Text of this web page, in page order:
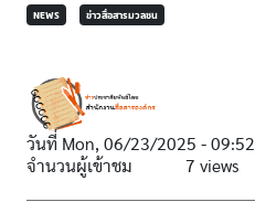
NEWS ข่าวสื่อสารมวลชน
วันที่ Mon, 06/23/2025 - 09:52
จำนวนผู้เข้าชม
7 views